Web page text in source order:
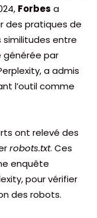
Forbes a
des pratiques de
similitudes entre
générée par
a admis
l’outil comme
ont relevé des
robots.txt. Ces
enquête
pour vérifier
des robots.